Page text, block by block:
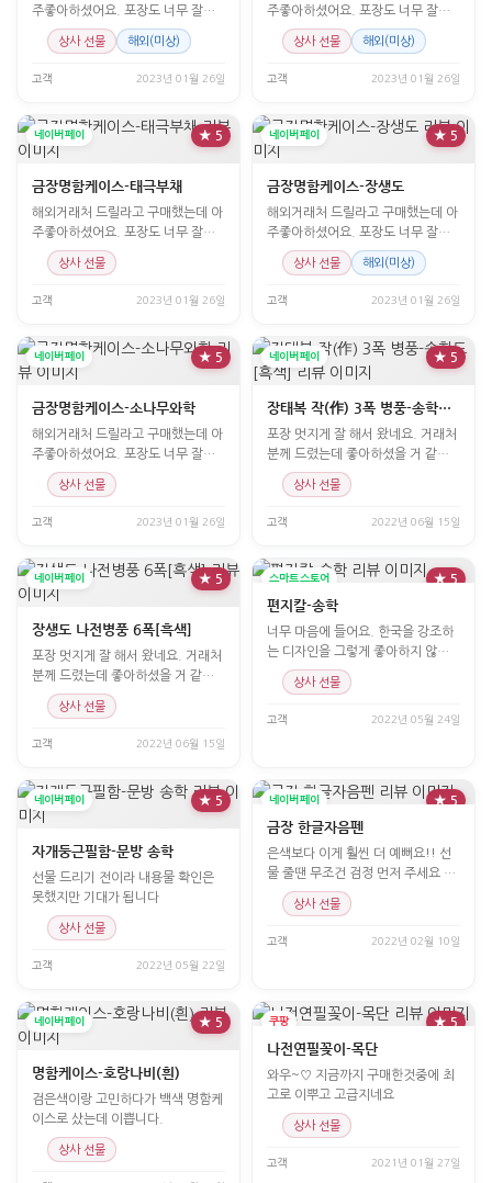
주좋아하셨어요. 포장도 너무 잘해
주시고 이쁘고 좋아요!
상사 선물 해외(미상)
고객 2023년 01월 26일
주좋아하셨어요. 포장도 너무 잘해
주시고 이쁘고 좋아요!
상사 선물 해외(미상)
고객 2023년 01월 26일
네이버페이 ★ 5
금장명함케이스-태극부채
해외거래처 드릴라고 구매했는데 아
주좋아하셨어요. 포장도 너무 잘해
주시고 이쁘고 좋아요!
상사 선물
고객 2023년 01월 26일
네이버페이 ★ 5
금장명함케이스-장생도
해외거래처 드릴라고 구매했는데 아
주좋아하셨어요. 포장도 너무 잘해
주시고 이쁘고 좋아요!
상사 선물 해외(미상)
고객 2023년 01월 26일
네이버페이 ★ 5
금장명함케이스-소나무와학
해외거래처 드릴라고 구매했는데 아
주좋아하셨어요. 포장도 너무 잘해
주시고 이쁘고 좋아요!
상사 선물
고객 2023년 01월 26일
네이버페이 ★ 5
장태복 작(作) 3폭 병풍-송학도[흑색]
포장 멋지게 잘 해서 왔네요. 거래처
분께 드렸는데 좋아하셨을 거 같습
니다.
상사 선물
고객 2022년 06월 15일
네이버페이 ★ 5
장생도 나전병풍 6폭[흑색]
포장 멋지게 잘 해서 왔네요. 거래처
분께 드렸는데 좋아하셨을 거 같습
니다.
상사 선물
고객 2022년 06월 15일
스마트스토어 ★ 5
편지칼-송학
너무 마음에 들어요. 한국을 강조하
는 디자인을 그렇게 좋아하지 않는
데 얘는 한 눈에 반했어
상사 선물
고객 2022년 05월 24일
네이버페이 ★ 5
자개둥근필함-문방 송학
선물 드리기 전이라 내용물 확인은
못했지만 기대가 됩니다
상사 선물
고객 2022년 05월 22일
네이버페이 ★ 5
금장 한글자음펜
은색보다 이게 훨씬 더 예뻐요!! 선
물 줄땐 무조건 검정 먼저 주세요 ㅎ
상사 선물
고객 2022년 02월 10일
네이버페이 ★ 5
명함케이스-호랑나비(흰)
검은색이랑 고민하다가 백색 명함케
이스로 샀는데 이쁩니다.
상사 선물
쿠팡 ★ 5
나전연필꽂이-목단
와우~♡ 지금까지 구매한것중에 최
고로 이뿌고 고급지네요
상사 선물
고객 2021년 01월 27일